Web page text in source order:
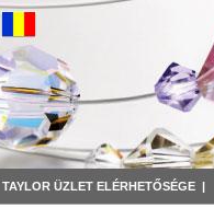
TAYLOR ÜZLET ELÉRHETŐSÉGE |